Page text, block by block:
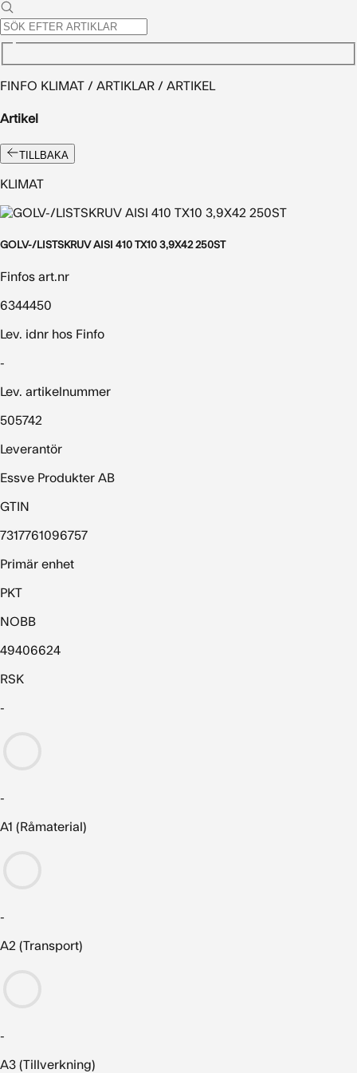
FINFO KLIMAT / ARTIKLAR / ARTIKEL
Artikel
TILLBAKA
KLIMAT
GOLV-/LISTSKRUV AISI 410 TX10 3,9X42 250ST
Finfos art.nr
6344450
Lev. idnr hos Finfo
-
Lev. artikelnummer
505742
Leverantör
Essve Produkter AB
GTIN
7317761096757
Primär enhet
PKT
NOBB
49406624
RSK
-
-
A1 (Råmaterial)
-
A2 (Transport)
-
A3 (Tillverkning)